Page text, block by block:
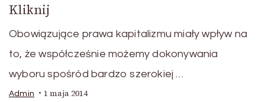
Kliknij
Obowiązujące prawa kapitalizmu miały wpływ na
to, że współcześnie możemy dokonywania
wyboru spośród bardzo szerokiej …
Admin 1 maja 2014